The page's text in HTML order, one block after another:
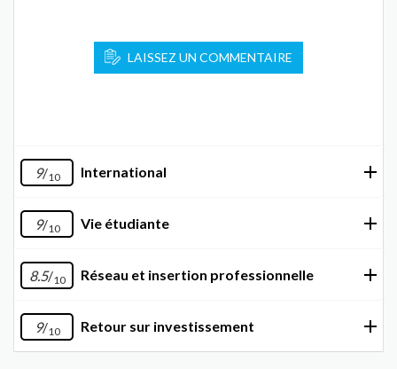
LAISSEZ UN COMMENTAIRE
9/10 International
9/10 Vie étudiante
8.5/10 Réseau et insertion professionnelle
9/10 Retour sur investissement